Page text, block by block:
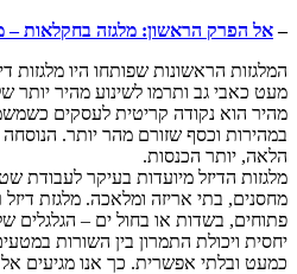
–אל הפרק הראשון: מלגזה בחקלאות –
המלגזות הראשונות שפותחו היו
מעט כאבי גב ותרמו לשינוע מהיר יותר
מהיר הוא נקודה קריטית לעסקים
במהירות וכסף שזורם מהר יותר.
הלאה, יותר הכנסות.
מלגזות הדיזל מיועדות בעיקר לעבודת
מחסנים, בתי אריזה ומלאכה. מלגזת
פתוחים, בשדות או בחול ים – הגלגלים
יחסית ויכולת התמרון בין השורות
כמעט ובלתי אפשרית. כך אנו מגיעים